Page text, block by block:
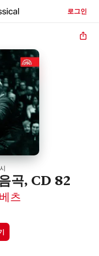
로그인
곡, CD 82
츠